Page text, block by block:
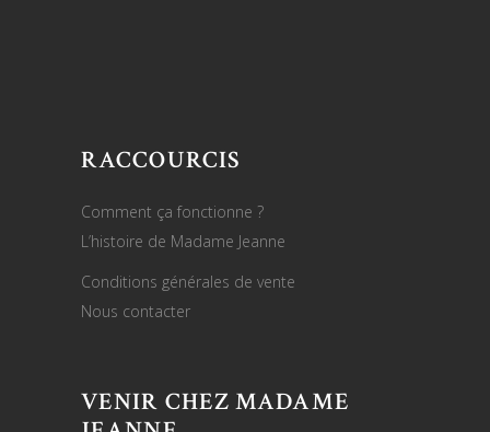
RACCOURCIS
Comment ça fonctionne ?
L’histoire de Madame Jeanne
Conditions générales de vente
Nous contacter
VENIR CHEZ MADAME